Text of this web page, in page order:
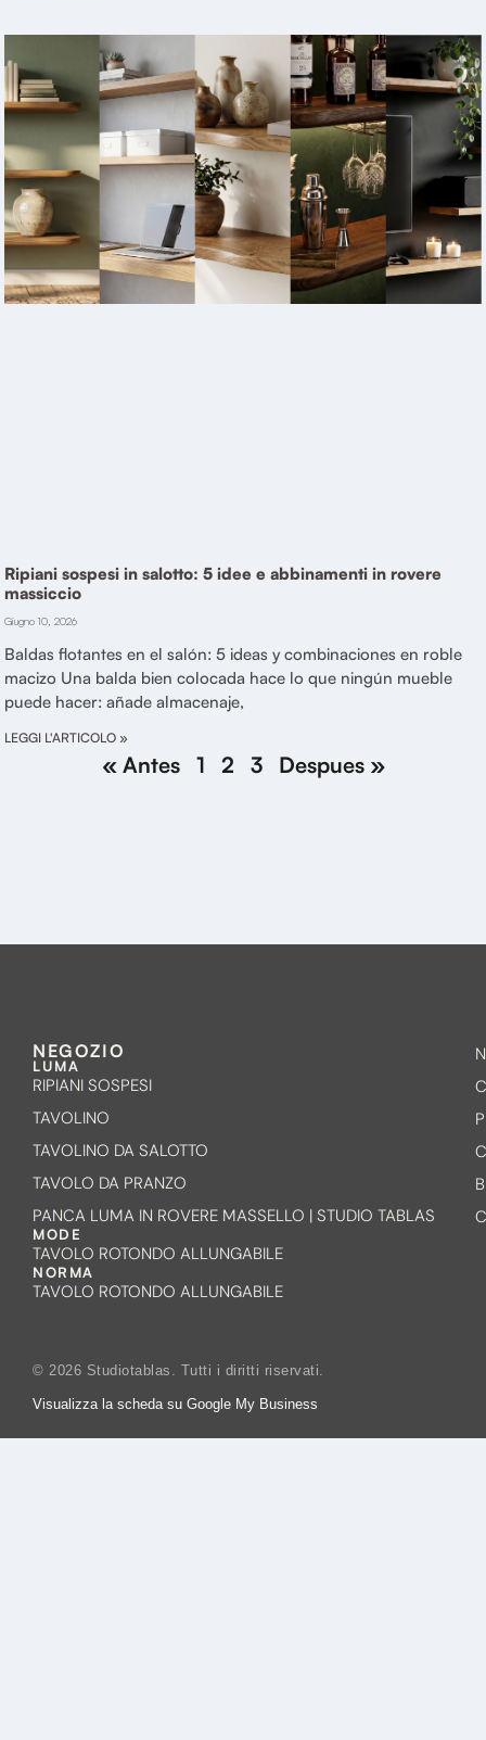
Ripiani sospesi in salotto: 5 idee e abbinamenti in rovere
massiccio
Giugno 10, 2026
Baldas flotantes en el salón: 5 ideas y combinaciones en roble
macizo Una balda bien colocada hace lo que ningún mueble
puede hacer: añade almacenaje,
LEGGI L'ARTICOLO »
« Antes 1 2 3 Despues »
NEGOZIO
LUMA
RIPIANI SOSPESI
TAVOLINO
TAVOLINO DA SALOTTO
TAVOLO DA PRANZO
PANCA LUMA IN ROVERE MASSELLO | STUDIO TABLAS
MODE
TAVOLO ROTONDO ALLUNGABILE
NORMA
TAVOLO ROTONDO ALLUNGABILE
© 2026 Studiotablas. Tutti i diritti riservati.
Visualizza la scheda su Google My Business